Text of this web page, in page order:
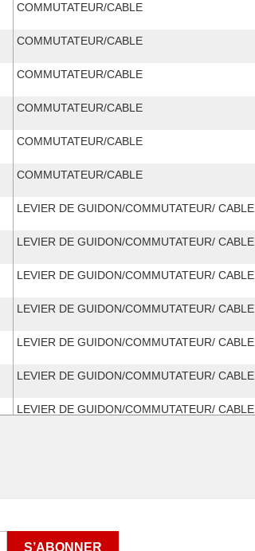
COMMUTATEUR/CABLE
COMMUTATEUR/CABLE
COMMUTATEUR/CABLE
COMMUTATEUR/CABLE
COMMUTATEUR/CABLE
COMMUTATEUR/CABLE
LEVIER DE GUIDON/COMMUTATEUR/ CABLE
LEVIER DE GUIDON/COMMUTATEUR/ CABLE
LEVIER DE GUIDON/COMMUTATEUR/ CABLE
LEVIER DE GUIDON/COMMUTATEUR/ CABLE
LEVIER DE GUIDON/COMMUTATEUR/ CABLE
LEVIER DE GUIDON/COMMUTATEUR/ CABLE
LEVIER DE GUIDON/COMMUTATEUR/ CABLE
LEVIER DE GUIDON/COMMUTATEUR/CABLE